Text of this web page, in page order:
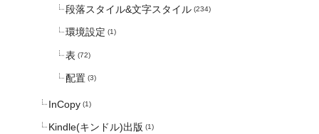
段落スタイル&文字スタイル (234)
環境設定 (1)
表 (72)
配置 (3)
InCopy (1)
Kindle(キンドル)出版 (1)